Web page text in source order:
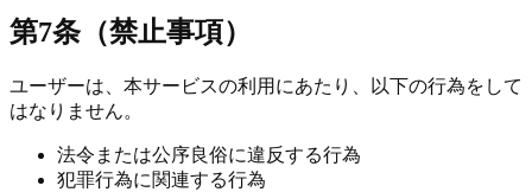
第7条（禁止事項）
ユーザーは、本サービスの利用にあたり、以下の行為をして
はなりません。
法令または公序良俗に違反する行為
犯罪行為に関連する行為